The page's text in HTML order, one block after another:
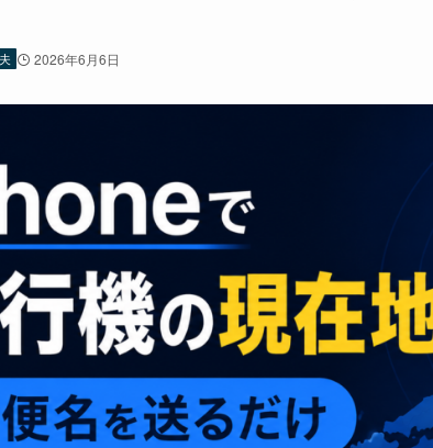
2026年6月6日